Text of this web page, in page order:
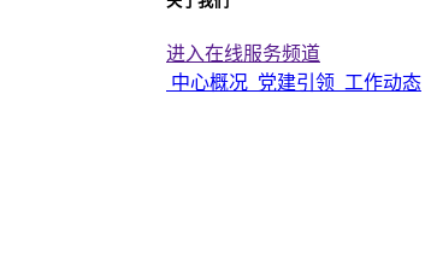
进入在线服务频道
中心概况 党建引领 工作动态